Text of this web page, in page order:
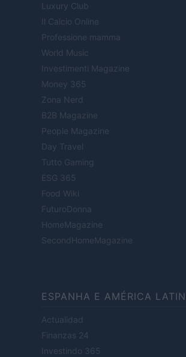
Luxury Club
Il Calcio Online
Professione mamma
World Music
Investimenti Magazine
Money 365
Zona Nerd
B2B Magazine
People Magazine
Day Travel
Tutto Gaming
ESG 365
Food Wiki
FuturoDonna
HomeMagazine
SecondHomeMagazine
ESPANHA E AMÉRICA
Actualidad
Finanzas 24
Investindo 365